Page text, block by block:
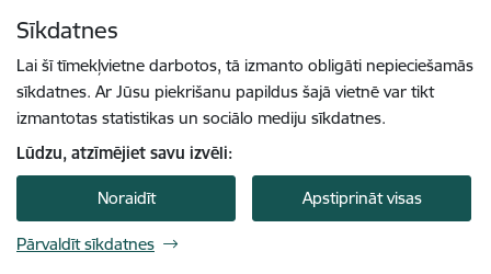
Sīkdatnes
Lai šī tīmekļvietne darbotos, tā izmanto obligāti nepieciešamās
sīkdatnes. Ar Jūsu piekrišanu papildus šajā vietnē var tikt
izmantotas statistikas un sociālo mediju sīkdatnes.
Lūdzu, atzīmējiet savu izvēli:
Noraidīt Apstiprināt visas
Pārvaldīt sīkdatnes